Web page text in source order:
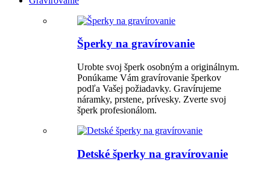
Šperky na gravírovanie
Urobte svoj šperk osobným a originálnym.
Ponúkame Vám gravírovanie šperkov
podľa Vašej požiadavky. Gravírujeme
náramky, prstene, prívesky. Zverte svoj
šperk profesionálom.
Detské šperky na gravírovanie